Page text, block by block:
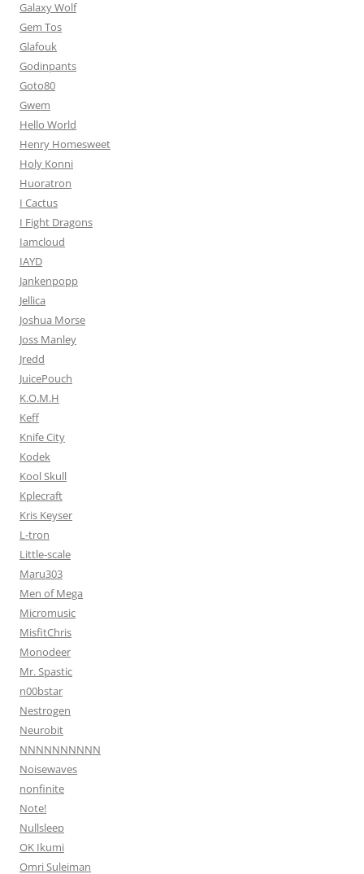
Galaxy Wolf
Gem Tos
Glafouk
Godinpants
Goto80
Gwem
Hello World
Henry Homesweet
Holy Konni
Huoratron
I Cactus
I Fight Dragons
Iamcloud
IAYD
Jankenpopp
Jellica
Joshua Morse
Joss Manley
Jredd
JuicePouch
K.O.M.H
Keff
Knife City
Kodek
Kool Skull
Kplecraft
Kris Keyser
L-tron
Little-scale
Maru303
Men of Mega
Micromusic
MisfitChris
Monodeer
Mr. Spastic
n00bstar
Nestrogen
Neurobit
NNNNNNNNNN
Noisewaves
nonfinite
Note!
Nullsleep
OK Ikumi
Omri Suleiman